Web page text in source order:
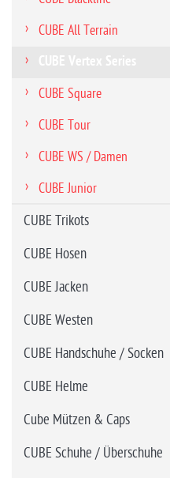
CUBE All Terrain
CUBE Square
CUBE Tour
CUBE WS / Damen
CUBE Junior
CUBE Trikots
CUBE Hosen
CUBE Jacken
CUBE Westen
CUBE Handschuhe / Socken
CUBE Helme
Cube Mützen & Caps
CUBE Schuhe / Überschuhe